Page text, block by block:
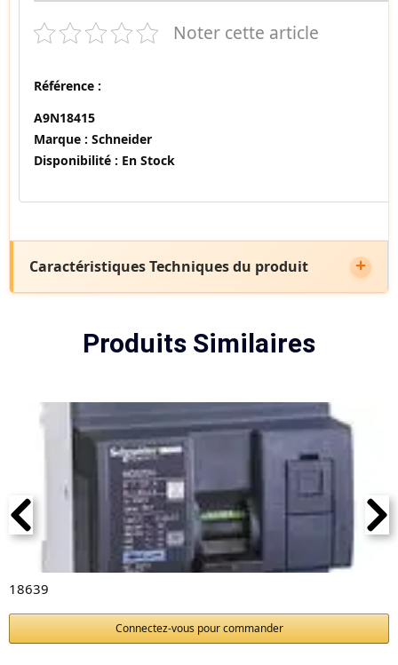
Noter cette article
Référence :
A9N18415
Marque : Schneider
Disponibilité : En Stock
Caractéristiques Techniques du produit
Produits Similaires
18639
Connectez-vous pour commander